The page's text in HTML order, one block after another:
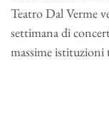
Teatro Dal Verme
settimana di
massime